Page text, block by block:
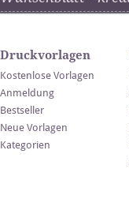
Druckvorlagen
Kostenlose Vorlagen
Anmeldung
Bestseller
Neue Vorlagen
Kategorien